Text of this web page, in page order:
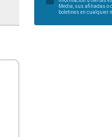
Media, sus afiliadas o
boletines en cualquier